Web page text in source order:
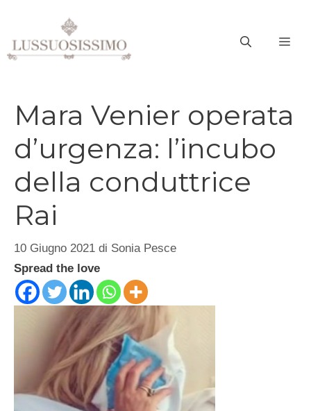
contenuto
Mara Venier operata
d’urgenza: l’incubo
della conduttrice
Rai
10 Giugno 2021 di Sonia Pesce
Spread the love